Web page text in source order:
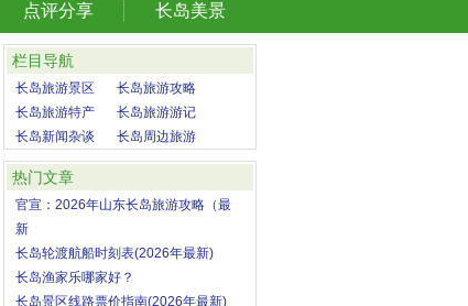
点评分享 长岛美景
栏目导航
长岛旅游景区
长岛旅游攻略
长岛旅游特产
长岛旅游游记
长岛新闻杂谈
长岛周边旅游
热门文章
官宣：2026年山东长岛旅游攻略（最
新
长岛轮渡航船时刻表(2026年最新)
长岛渔家乐哪家好？
长岛景区线路票价指南(2026年最新)